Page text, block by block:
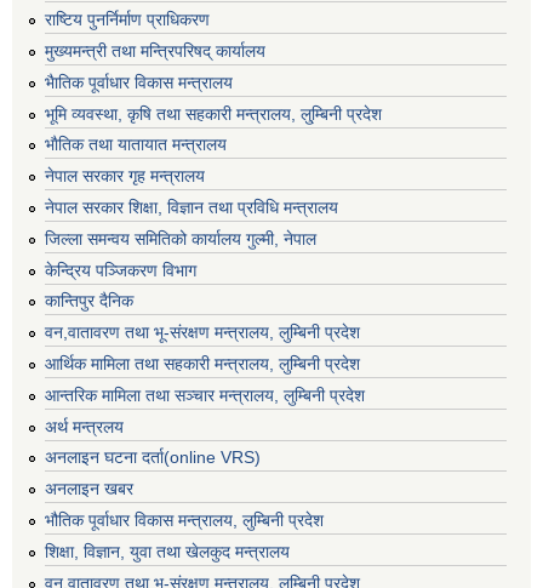
राष्टिय पुनर्निर्माण प्राधिकरण
मुख्यमन्त्री तथा मन्त्रिपरिषद् कार्यालय
भैातिक पूर्वाधार विकास मन्त्रालय
भूमि व्यवस्था, कृषि तथा सहकारी मन्त्रालय, लु्म्बिनी प्रदेश
भाैतिक तथा यातायात मन्त्रालय
नेपाल सरकार गृह मन्त्रालय
नेपाल सरकार शिक्षा, विज्ञान तथा प्रविधि मन्त्रालय
जिल्ला समन्वय समितिको कार्यालय गुल्मी, नेपाल
केन्द्रिय पञ्जिकरण विभाग
कान्तिपुर दैनिक
वन,वातावरण तथा भू-संरक्षण मन्त्रालय, लुम्बिनी प्रदेश
आर्थिक मामिला तथा सहकारी मन्त्रालय, लुम्बिनी प्रदेश
आन्तरिक मामिला तथा सञ्चार मन्त्रालय, लुम्बिनी प्रदेश
अर्थ मन्त्रलय
अनलाइन घटना दर्ता(online VRS)
अनलाइन खबर
भौतिक पूर्वाधार विकास मन्त्रालय, लुम्बिनी प्रदेश
शिक्षा, विज्ञान, युवा तथा खेलकुद मन्‍‍त्रालय
वन,वातावरण तथा भू-संरक्षण मन्त्रालय, लुम्बिनी प्रदेश